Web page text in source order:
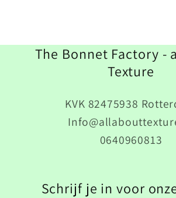
The Bonnet Factory -
Texture
KVK 82475938
0640960813
Schrijf je in voor